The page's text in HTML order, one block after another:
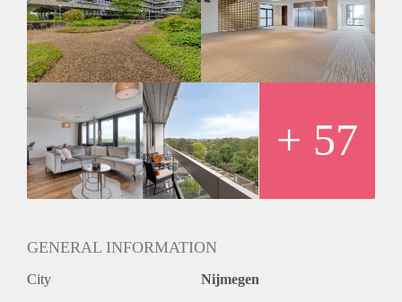
woning beschikt over royale leefruimtes, hoge plafonds (ca.
2,73 m) en grote glaspartijen die zorgen voor een prachtige
lichtinval en een optimale beleving van het uitzicht.
Exclusief voor bewoners van Estel
Bij dit appartement hoort vanzelfsprekend ook het gebruik
van alle faciliteiten die exclusief zijn voor de bewoners van
Estel Residence. Zoals het verwarmde zwembad, Finse
sauna, Turks stoombad, complete fitnessruimte, golfsimulator
en riante wijnkelder (met eigen privé opslag ruimte) in het
souterrain. En ook het gebruik van een vergaderzaal en
gastenverblijf waardoor u in uw eigen appartement meer
+ 57
GENERAL INFORMATION
City Nijmegen